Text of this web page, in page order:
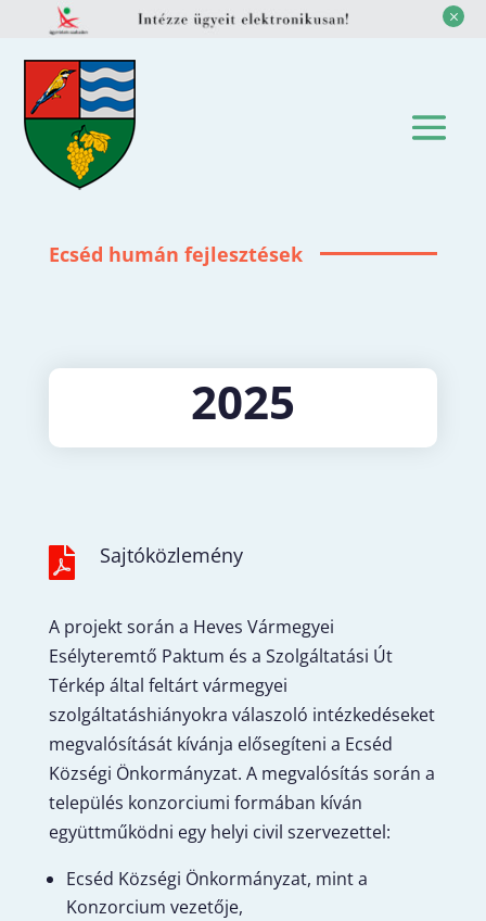
M
Ecséd humán fejlesztések
2025
 Sajtóközlemény
A projekt során a Heves Vármegyei
Esélyteremtő Paktum és a Szolgáltatási Út
Térkép által feltárt vármegyei
szolgáltatáshiányokra válaszoló intézkedéseket
megvalósítását kívánja elősegíteni a Ecséd
Községi Önkormányzat. A megvalósítás során a
település konzorciumi formában kíván
együttműködni egy helyi civil szervezettel:
Ecséd Községi Önkormányzat, mint a
Konzorcium vezetője,